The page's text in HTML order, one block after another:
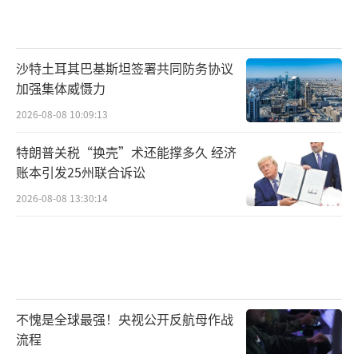
沙特土耳其巴基斯坦签署共同防务协议
加强集体威慑力
2026-08-08 10:09:13
特朗普关税“换壳”术还能撑多久 经济
账本引发25州联合诉讼
2026-08-08 13:30:14
不愧是全球最强！央视公开反航母作战
流程